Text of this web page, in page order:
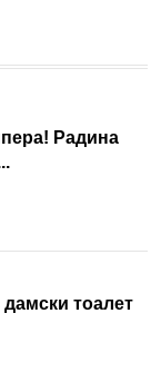
Радина
тоалет